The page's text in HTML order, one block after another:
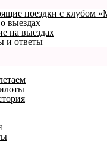
поездки с клубом
выездах
на выездах
и ответы